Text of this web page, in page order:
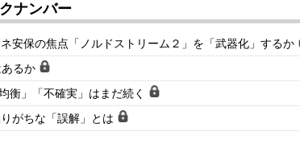
ナンバー
安保の焦点「ノルドストリーム２」を「武器化」するか
るか
衡」「不確実」はまだ続く
がちな「誤解」とは